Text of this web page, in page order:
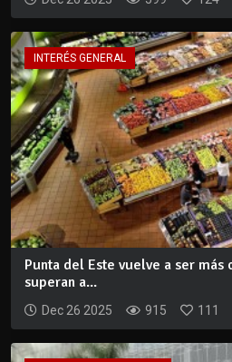
INTERÉS GENERAL
Punta del Este vuelve a ser más
superan a...
Dec 26 2025 915 111